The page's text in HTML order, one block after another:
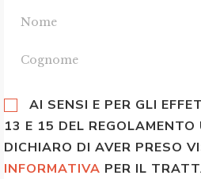
AI SENSI E PER GLI
13 E 15 DEL
DICHIARO DI AVER PRESO
INFORMATIVA PER IL